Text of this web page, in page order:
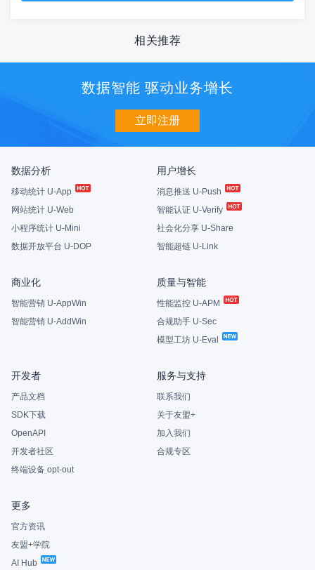
相关推荐
数据智能 驱动业务增长
立即注册
数据分析
移动统计 U-App
网站统计 U-Web
小程序统计 U-Mini
数据开放平台 U-DOP
用户增长
消息推送 U-Push
智能认证 U-Verify
社会化分享 U-Share
智能超链 U-Link
商业化
智能营销 U-AppWin
智能营销 U-AddWin
质量与智能
性能监控 U-APM
合规助手 U-Sec
模型工坊 U-Eval
开发者
产品文档
SDK下载
OpenAPI
开发者社区
终端设备 opt-out
服务与支持
联系我们
关于友盟+
加入我们
合规专区
更多
官方资讯
友盟+学院
AI Hub